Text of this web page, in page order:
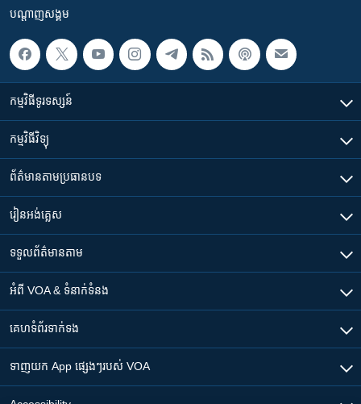
បណ្តាញ​សង្គម
កម្មវិធី​ទូរទស្សន៍
កម្មវិធី​វិទ្យុ
ព័ត៌មាន​តាមប្រធានបទ​
រៀន​​អង់គ្លេស
ទទួល​ព័ត៌មាន​តាម
អំពី​ VOA & ទំនាក់ទំនង
គេហទំព័រ​​ទាក់ទង
ទាញយក​ App ផ្សេងៗ​របស់​ VOA